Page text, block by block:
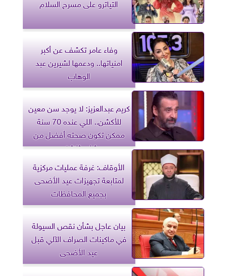
التياترو على مسرح السلام
وفاء عامر تكشف عن أكبر
امنياتها.. ودعمها لشيرين عبد
الوهاب
كريم عبدالعزيز: لا يوجد سن معين
للأكشن.. اللي عنده 70 سنة
ممكن تكون صحته أفضل من
شاب ثلاثيني
الأوقاف: غرفة عمليات مركزية
لمتابعة تجهيزات عيد الأضحى
بجميع المحافظات
بيان عاجل بشأن نقص السيولة
في ماكينات الصراف الآلي قبل
عيد الأضحى